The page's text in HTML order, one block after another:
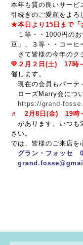
本年も質の良いサービ
引続きのご愛顧をよろ
★本日より15日まで「
１等・・1000円のお
豆」、３等・・コーヒ
さて皆様の今年のク
💛２月２日(土) 17時
催します。
現在の会員もパーテ
ローズMarry会につ
https://grand-
♬ 2月8日(金) 19時～
があります。いつも
さい。
では、皆様のご来店を
グラン・フォッセ